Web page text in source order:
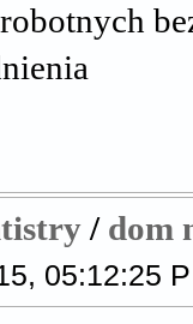
/ dom
05:12:25